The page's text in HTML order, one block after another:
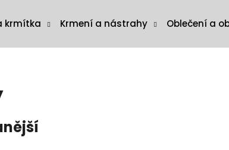
krmítka Krmení a nástrahy Oblečení a